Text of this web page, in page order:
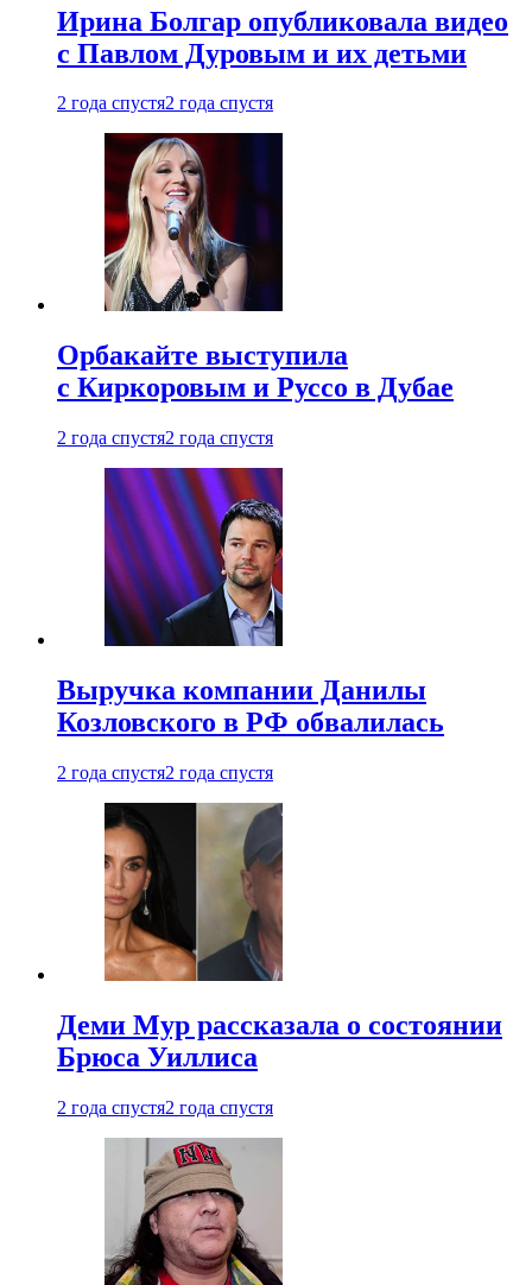
Ирина Болгар опубликовала видео
с Павлом Дуровым и их детьми
2 года спустя2 года спустя
Орбакайте выступила
с Киркоровым и Руссо в Дубае
2 года спустя2 года спустя
Выручка компании Данилы
Козловского в РФ обвалилась
2 года спустя2 года спустя
Деми Мур рассказала о состоянии
Брюса Уиллиса
2 года спустя2 года спустя